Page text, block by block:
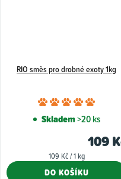
RIO směs pro drobné exoty 1kg
je
5,0
Skladem>20 ks
109
Měrná
109 Kč / 1 kg
DO KOŠÍKU